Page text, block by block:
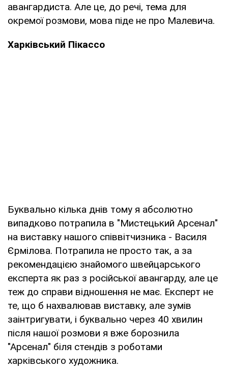
авангардиста. Але це, до речі, тема для
окремої розмови, мова піде не про Малевича.
Харківський Пікассо
Буквально кілька днів тому я абсолютно
випадково потрапила в "Мистецький Арсенал"
на виставку нашого співвітчизника - Василя
Єрмілова. Потрапила не просто так, а за
рекомендацією знайомого швейцарського
експерта як раз з російської авангарду, але це
теж до справи відношення не має. Експерт не
те, що б нахвалював виставку, але зумів
заінтригувати, і буквально через 40 хвилин
після нашої розмови я вже борознила
"Арсенал" біля стендів з роботами
харківського художника.